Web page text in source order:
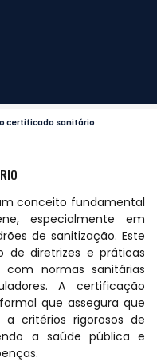
certificado sanitário
conceito fundamental
especialmente em
de sanitização. Este
diretrizes e práticas
normas sanitárias
A certificação
que assegura que
critérios rigorosos de
a saúde pública e